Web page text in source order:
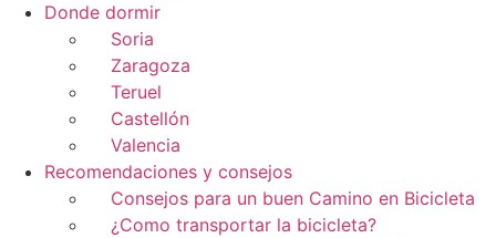
Donde dormir
Soria
Zaragoza
Teruel
Castellón
Valencia
Recomendaciones y consejos
Consejos para un buen Camino en Bicicleta
¿Como transportar la bicicleta?